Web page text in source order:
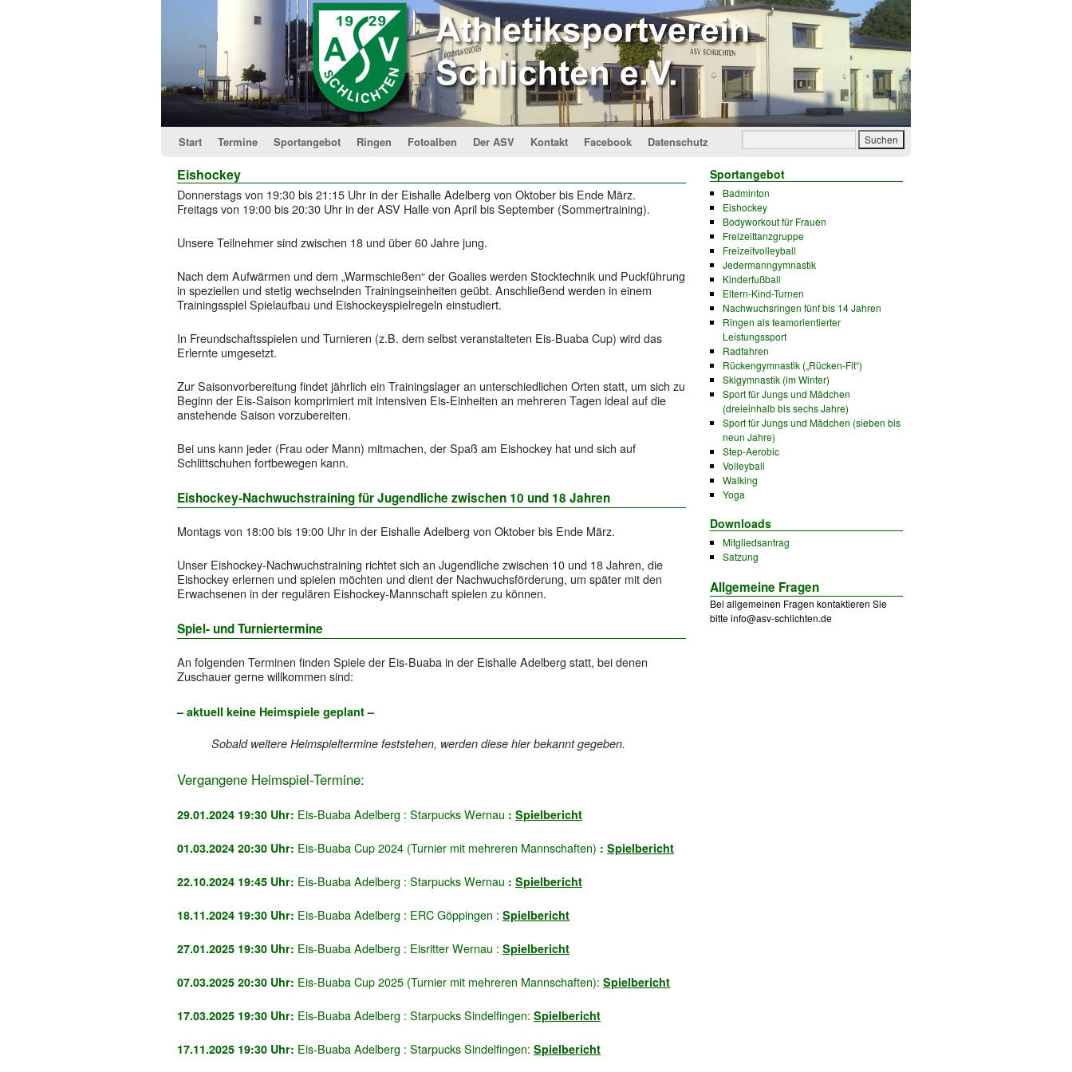
Start Termine Sportangebot Ringen Fotoalben Der ASV Kontakt Facebook Datenschutz
Eishockey
Donnerstags von 19:30 bis 21:15 Uhr in der Eishalle Adelberg von Oktober bis Ende März.
Freitags von 19:00 bis 20:30 Uhr in der ASV Halle von April bis September (Sommertraining).
Unsere Teilnehmer sind zwischen 18 und über 60 Jahre jung.
Nach dem Aufwärmen und dem „Warmschießen“ der Goalies werden Stocktechnik und Puckführung
in speziellen und stetig wechselnden Trainingseinheiten geübt. Anschließend werden in einem
Trainingsspiel Spielaufbau und Eishockeyspielregeln einstudiert.
In Freundschaftsspielen und Turnieren (z.B. dem selbst veranstalteten Eis-Buaba Cup) wird das
Erlernte umgesetzt.
Zur Saisonvorbereitung findet jährlich ein Trainingslager an unterschiedlichen Orten statt, um sich zu
Beginn der Eis-Saison komprimiert mit intensiven Eis-Einheiten an mehreren Tagen ideal auf die
anstehende Saison vorzubereiten.
Bei uns kann jeder (Frau oder Mann) mitmachen, der Spaß am Eishockey hat und sich auf
Schlittschuhen fortbewegen kann.
Eishockey-Nachwuchstraining für Jugendliche zwischen 10 und 18 Jahren
Montags von 18:00 bis 19:00 Uhr in der Eishalle Adelberg von Oktober bis Ende März.
Unser Eishockey-Nachwuchstraining richtet sich an Jugendliche zwischen 10 und 18 Jahren, die
Eishockey erlernen und spielen möchten und dient der Nachwuchsförderung, um später mit den
Erwachsenen in der regulären Eishockey-Mannschaft spielen zu können.
Spiel- und Turniertermine
An folgenden Terminen finden Spiele der Eis-Buaba in der Eishalle Adelberg statt, bei denen
Zuschauer gerne willkommen sind:
– aktuell keine Heimspiele geplant –
Sobald weitere Heimspieltermine feststehen, werden diese hier bekannt gegeben.
Vergangene Heimspiel-Termine:
29.01.2024 19:30 Uhr: Eis-Buaba Adelberg : Starpucks Wernau : Spielbericht
01.03.2024 20:30 Uhr: Eis-Buaba Cup 2024 (Turnier mit mehreren Mannschaften) : Spielbericht
22.10.2024 19:45 Uhr: Eis-Buaba Adelberg : Starpucks Wernau : Spielbericht
18.11.2024 19:30 Uhr: Eis-Buaba Adelberg : ERC Göppingen : Spielbericht
27.01.2025 19:30 Uhr: Eis-Buaba Adelberg : Eisritter Wernau : Spielbericht
07.03.2025 20:30 Uhr: Eis-Buaba Cup 2025 (Turnier mit mehreren Mannschaften): Spielbericht
17.03.2025 19:30 Uhr: Eis-Buaba Adelberg : Starpucks Sindelfingen: Spielbericht
17.11.2025 19:30 Uhr: Eis-Buaba Adelberg : Starpucks Sindelfingen: Spielbericht
Sportangebot
Badminton
Eishockey
Bodyworkout für Frauen
Freizeittanzgruppe
Freizeitvolleyball
Jedermanngymnastik
Kinderfußball
Eltern-Kind-Turnen
Nachwuchsringen fünf bis 14 Jahren
Ringen als teamorientierter
Leistungssport
Radfahren
Rückengymnastik („Rücken-Fit“)
Skigymnastik (im Winter)
Sport für Jungs und Mädchen
(dreieinhalb bis sechs Jahre)
Sport für Jungs und Mädchen (sieben bis
neun Jahre)
Step-Aerobic
Volleyball
Walking
Yoga
Downloads
Mitgliedsantrag
Satzung
Allgemeine Fragen
Bei allgemeinen Fragen kontaktieren Sie
bitteinfo@asv-schlichten.de